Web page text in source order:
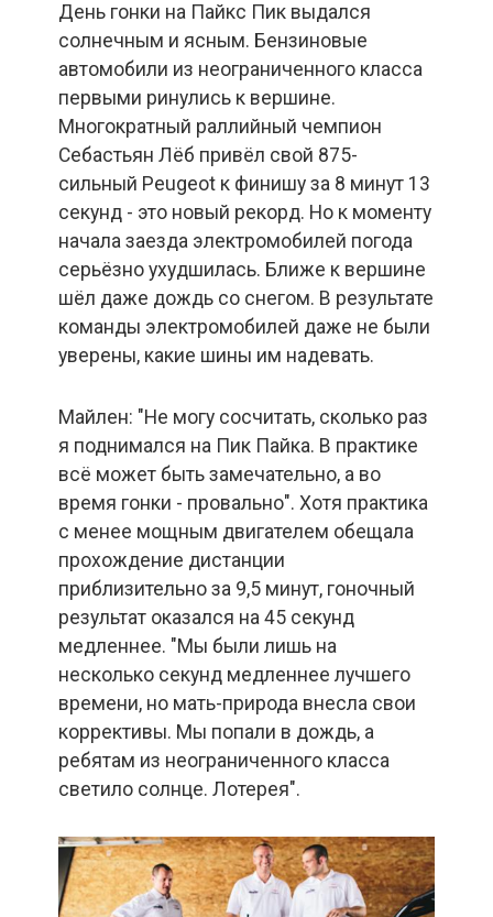
День гонки на Пайкс Пик выдался
солнечным и ясным. Бензиновые
автомобили из неограниченного класса
первыми ринулись к вершине.
Многократный раллийный чемпион
Себастьян Лёб привёл свой 875-
сильный Peugeot к финишу за 8 минут 13
секунд - это новый рекорд. Но к моменту
начала заезда электромобилей погода
серьёзно ухудшилась. Ближе к вершине
шёл даже дождь со снегом. В результате
команды электромобилей даже не были
уверены, какие шины им надевать.
Майлен: "Не могу сосчитать, сколько раз
я поднимался на Пик Пайка. В практике
всё может быть замечательно, а во
время гонки - провально". Хотя практика
с менее мощным двигателем обещала
прохождение дистанции
приблизительно за 9,5 минут, гоночный
результат оказался на 45 секунд
медленнее. "Мы были лишь на
несколько секунд медленнее лучшего
времени, но мать-природа внесла свои
коррективы. Мы попали в дождь, а
ребятам из неограниченного класса
светило солнце. Лотерея".